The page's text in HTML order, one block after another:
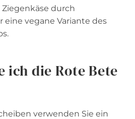
Ziegenkäse durch
eine vegane Variante des
ich die Rote Bete
verwenden Sie ein